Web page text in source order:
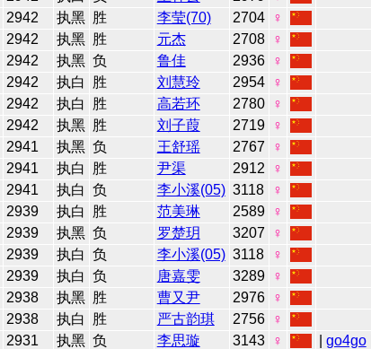
2942 执黑 胜 李莹(70) 2704
♀
2942 执黑 胜 元杰 2708
♀
2942 执黑 负 鲁佳 2936
♀
2942 执白 胜 刘慧玲 2954
♀
2942 执白 胜 高若环 2780
♀
2942 执黑 胜 刘子葭 2719
♀
2941 执黑 负 王舒瑶 2767
♀
2941 执白 胜 尹渠 2912
♀
2941 执白 负 李小溪(05) 3118
♀
2939 执白 胜 范美琳 2589
♀
2939 执黑 负 罗楚玥 3207
♀
2939 执白 负 李小溪(05) 3118
♀
2939 执白 负 唐嘉雯 3289
♀
2938 执黑 胜 曹又尹 2976
♀
2938 执白 胜 严古韵琪 2756
♀
2931 执黑 负 李思璇 3143 ♀ go4go|